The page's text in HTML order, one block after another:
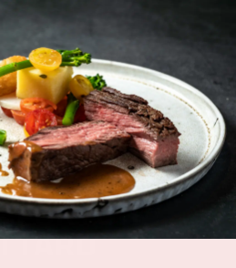
FORTUNA SITTARD
Ajax
Fortuna